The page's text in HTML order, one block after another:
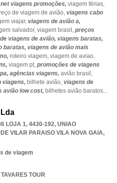
net viagens promoções, viagem férias,
de viagem de avião, viagens cabo
viajar, viagens de avião a,
salvador, viagem brasil, preços
viagens de avião, viagens baratas,
baratas, viagens de avião mais
roteiro viagem, viagem de aviao,
viagem pt, promoções de viagens
agências viagens, avião brasil,
viagens, bilhete avião, viagens de
avião low cost, bilhetes avião baratos...
LOJA 1, 4430-192, UNIAO
VILAR PARAISO VILA NOVA GAIA,
de viagem
TOUR